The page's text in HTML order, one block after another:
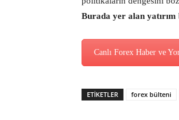
Burada yer alan yatırım
Canlı Forex Haber ve
ETİKETLER forex bülteni